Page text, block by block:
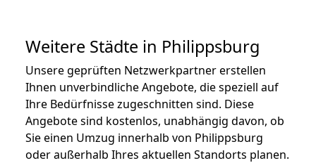
Weitere Städte in Philippsburg
Unsere geprüften Netzwerkpartner erstellen
Ihnen unverbindliche Angebote, die speziell auf
Ihre Bedürfnisse zugeschnitten sind. Diese
Angebote sind kostenlos, unabhängig davon, ob
Sie einen Umzug innerhalb von Philippsburg
oder außerhalb Ihres aktuellen Standorts planen.